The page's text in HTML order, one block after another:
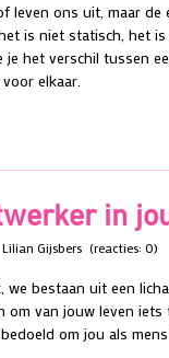
leven ons uit, maar
is niet statisch, het
je het verschil tussen
elkaar.
in
Lilian Gijsbers (reacties: 0)
we bestaan uit een
om van jouw leven
om jou als